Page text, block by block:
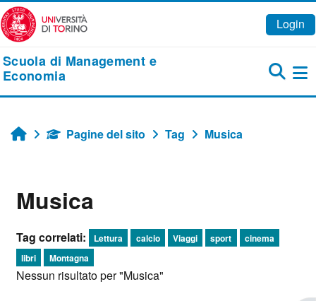
Vai al contenuto principale
Login
Scuola di Management e
Economia
HomePagine del sito Tag Musica
Musica
Tag correlati: Lettura calcio Viaggi sport
cinema
libri
Montagna
Nessun risultato per "Musica"